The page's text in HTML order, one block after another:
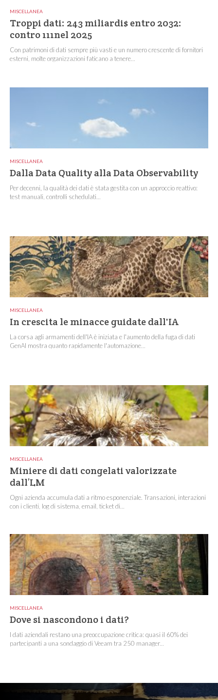
MISCELLANEA
Troppi dati: 243 miliardi$ entro 2032:
contro 111nel 2025
Con patrimoni di dati sempre più vasti e un numero crescente di fornitori
esterni, molte organizzazioni faticano a tenere...
MISCELLANEA
Dalla Data Quality alla Data Observability
Per decenni, la qualità dei dati è stata gestita con un approccio reattivo:
test manuali, controlli schedulati...
MISCELLANEA
In crescita le minacce guidate dall'IA
La corsa agli armamenti dell'IA è iniziata e l'aumento della fuga di dati
GenAI mostra quanto rapidamente l'automazione...
MISCELLANEA
Miniere di dati congelati valorizzate
dall’LM
Ogni azienda accumula dati a ritmo esponenziale. Transazioni, interazioni
con i clienti, log di sistema, email, ticket di...
MISCELLANEA
Dove si nascondono i dati?
I dati aziendali restano una preoccupazione critica: quasi il 60% dei
partecipanti a una sondaggio di Veeam tra 250 manager...